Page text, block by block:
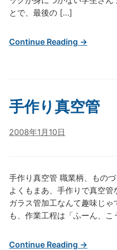
とで、最後の […]
Continue Reading →
手作り真空管
2008年1月10日
手作り真空管 職業柄、もの
よくもまあ、手作りで真空管
ガラス管加工なんて趣味じ
も、作業工程は「ふーん、
Continue Reading →